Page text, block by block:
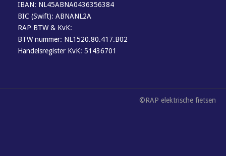
IBAN: NL45ABNA0436356384
BIC (Swift): ABNANL2A
RAP BTW & KvK:
BTW nummer: NL1520.80.417.B02
Handelsregister KvK: 51436701
©RAP elektrische fietsen